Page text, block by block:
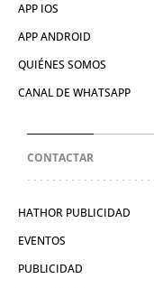
APP IOS
APP ANDROID
QUIÉNES SOMOS
CANAL DE WHATSAPP
CONTACTAR
HATHOR PUBLICIDAD
EVENTOS
PUBLICIDAD